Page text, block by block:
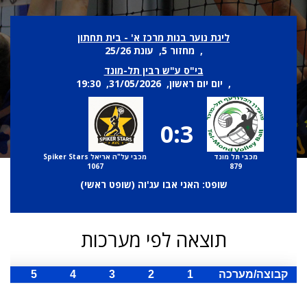
ליגת נוער בנות מרכז א' - בית תחתון
, מחזור 5, עונת 25/26
בי"ס ע"ש רבין תל-מונד
, יום יום ראשון, 31/05/2026, 19:30
מכבי תל מונד
879
0:3
מכבי על"ה אריאל Spiker Stars
1067
שופט: האני אבו עג'וה (שופט ראשי)
תוצאה לפי מערכות
קבוצה/מערכה 1
2
3
4
5